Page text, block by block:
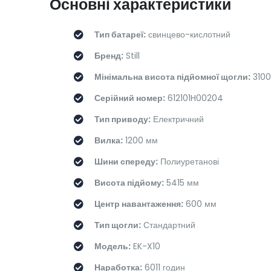
Основні характеристики
Тип батареї: свинцево-кислотний
Бренд: Still
Мінімальна висота підйомної щогли:
Серійний номер: 612101H00204
Тип приводу: Електричний
Вилка: 1200 мм
Шини спереду: Полиуретанові
Висота підйому: 5415 мм
Центр навантаження: 600 мм
Тип щогли: Стандартний
Модель: EK-X10
Наработка: 6011 годин